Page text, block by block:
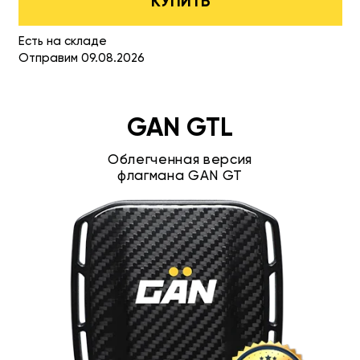
Есть на складе
Отправим 09.08.2026
GAN GTL
Облегченная версия
флагмана GAN GT